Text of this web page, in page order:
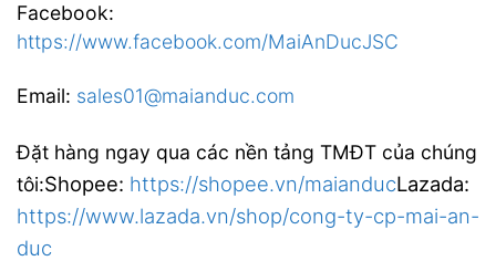
Facebook:
https://www.facebook.com/MaiAnDucJSC
Email: sales01@maianduc.com
Đặt hàng ngay qua các nền tảng TMĐT của chúng
tôi:Shopee: https://shopee.vn/maianducLazada:
https://www.lazada.vn/shop/cong-ty-cp-mai-an-
duc